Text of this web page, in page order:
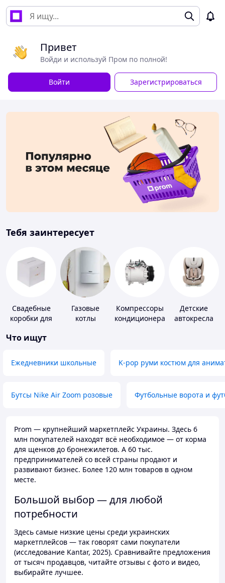
Привет
Войди и используй Пром по полной!
Войти Зарегистрироваться
Тебя заинтересует
Свадебные
коробки для
Газовые
котлы
Компрессоры
кондиционера
Детские
автокресла
Что ищут
Ежедневники школьные K-pop руми костюм для
Бутсы Nike Air Zoom розовые Футбольные ворота и
Prom — крупнейший маркетплейс Украины. Здесь 6
млн покупателей находят всё необходимое — от корма
для щенков до бронежилетов. А 60 тыс.
предпринимателей со всей страны продают и
развивают бизнес. Более 120 млн товаров в одном
месте.
Большой выбор — для любой
потребности
Здесь самые низкие цены среди украинских
маркетплейсов — так говорят сами покупатели
(исследование Kantar, 2025). Сравнивайте предложения
от тысяч продавцов, читайте отзывы с фото и видео,
выбирайте лучшее.